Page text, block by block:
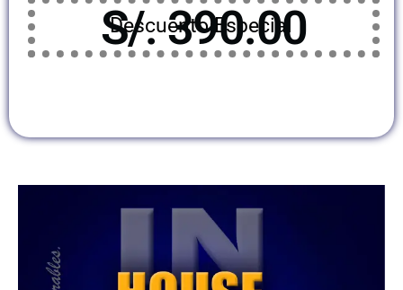
Descuento Especial
S/. 390.00